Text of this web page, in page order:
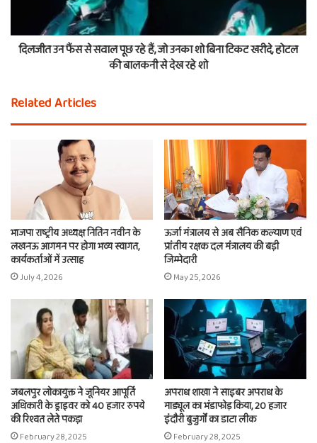
दिलजीत उन फैंस से सवाल पूछ रहे हैं, जो उनका शो बिना टिकट खरीदे, होटल
की बालकनी से देख रहे शो
Related Articles
भाजपा राष्ट्रीय अध्यक्ष नितिन नवीन के
लखनऊ आगमन पर होगा भव्य स्वागत,
कार्यकर्ताओं में उत्साह
July 4, 2026
ऊर्जा मंत्रालय से अब सैनिक कल्याण एवं
प्रांतीय रक्षक दल मंत्रालय की बड़ी
जिम्मेदारी
May 25, 2026
जबलपुर लोकायुक्त ने जूनियर आपूर्ति
अधिकारी के ड्राइवर को 40 हजार रुपये
की रिश्वत लेते पकड़ा
February 28, 2025
अपराध शाखा ने साइबर अपराध के
माड्यूल का भंडाफोड़ किया, 20 हजार
इंदौरी बुजुर्गों का डाटा लीक
February 28, 2025